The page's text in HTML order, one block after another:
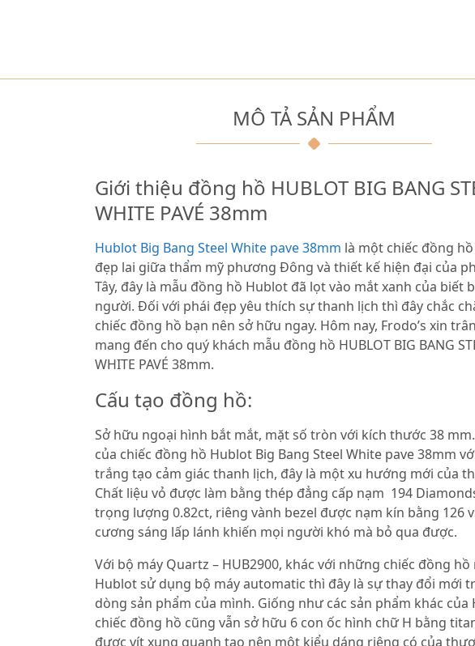
MÔ TẢ SẢN PHẨM
Giới thiệu đồng hồ HUBLOT BIG BANG
WHITE PAVÉ 38mm
Hublot Big Bang Steel White pave 38mm là một chiếc đồng
đẹp lai giữa thẩm mỹ phương Đông và thiết kế hiện đại của
Tây, đây là mẫu đồng hồ Hublot đã lọt vào mắt xanh của biết
người. Đối với phái đẹp yêu thích sự thanh lịch thì đây chắc
chiếc đồng hồ bạn nên sở hữu ngay. Hôm nay, Frodo’s xin
mang đến cho quý khách mẫu đồng hồ HUBLOT BIG BANG
WHITE PAVÉ 38mm.
Cấu tạo đồng hồ:
Sở hữu ngoại hình bắt mắt, mặt số tròn với kích thước 38
của chiếc đồng hồ Hublot Big Bang Steel White pave 38mm
trắng tạo cảm giác thanh lịch, đây là một xu hướng mới của
Chất liệu vỏ được làm bằng thép đẳng cấp nạm 194
trọng lượng 0.82ct, riêng vành bezel được nạm kín bằng 126
cương sáng lấp lánh khiến mọi người khó mà bỏ qua được.
Với bộ máy Quartz – HUB2900, khác với những chiếc đồng hồ
Hublot sử dụng bộ máy automatic thì đây là sự thay đổi mới
dòng sản phẩm của mình. Giống như các sản phẩm khác của
chiếc đồng hồ cũng vẫn sở hữu 6 con ốc hình chữ H bằng
được vít xung quanh tạo nên một kiểu dáng riêng có của